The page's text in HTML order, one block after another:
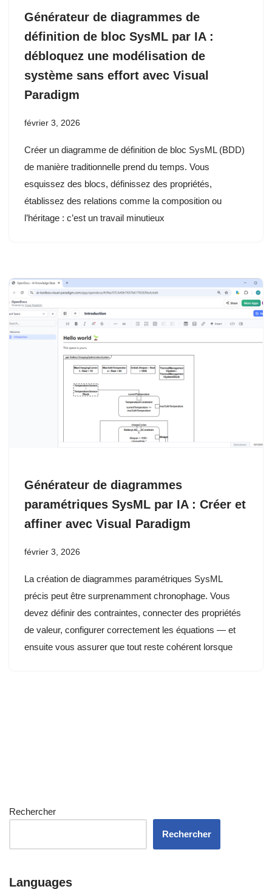
Générateur de diagrammes de
définition de bloc SysML par IA :
débloquez une modélisation de
système sans effort avec Visual
Paradigm
février 3, 2026
Créer un diagramme de définition de bloc SysML (BDD)
de manière traditionnelle prend du temps. Vous
esquissez des blocs, définissez des propriétés,
établissez des relations comme la composition ou
l’héritage : c’est un travail minutieux
Générateur de diagrammes
paramétriques SysML par IA : Créer et
affiner avec Visual Paradigm
février 3, 2026
La création de diagrammes paramétriques SysML
précis peut être surprenamment chronophage. Vous
devez définir des contraintes, connecter des propriétés
de valeur, configurer correctement les équations — et
ensuite vous assurer que tout reste cohérent lorsque
Rechercher
Rechercher
Languages